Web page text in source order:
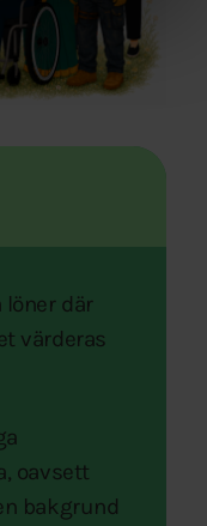
där
värderas
oavsett
bakgrund